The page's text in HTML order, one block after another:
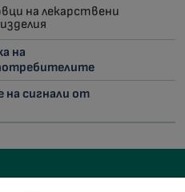
на лекарствени
на
на сигнали от